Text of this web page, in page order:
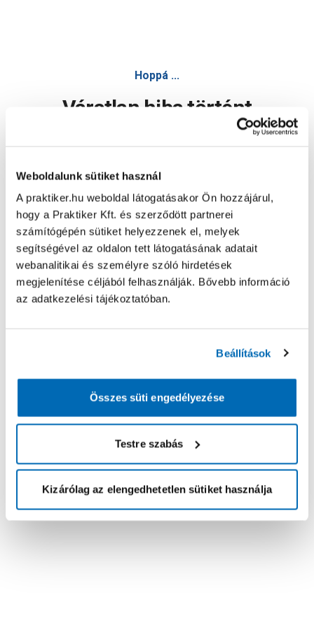
Weboldalunk sütiket használ
A praktiker.hu weboldal látogatásakor Ön hozzájárul,
hogy a Praktiker Kft. és szerződött partnerei
számítógépén sütiket helyezzenek el, melyek
segítségével az oldalon tett látogatásának adatait
webanalitikai és személyre szóló hirdetések
megjelenítése céljából felhasználják. Bővebb információ
az adatkezelési tájékoztatóban.
Beállítások
Összes süti engedélyezése
Testre szabás
Kizárólag az elengedhetetlen sütiket használja
Hoppá ...
Váratlan hiba történt
Oldal újratöltése